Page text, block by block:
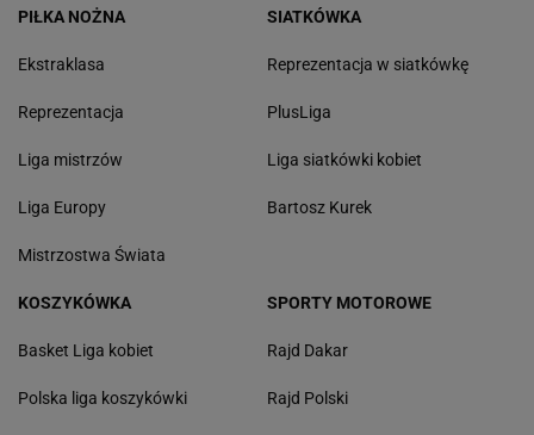
PIŁKA NOŻNA
Ekstraklasa
Reprezentacja
Liga mistrzów
Liga Europy
Mistrzostwa Świata
SIATKÓWKA
Reprezentacja w siatkówkę
PlusLiga
Liga siatkówki kobiet
Bartosz Kurek
KOSZYKÓWKA
Basket Liga kobiet
Polska liga koszykówki
SPORTY MOTOROWE
Rajd Dakar
Rajd Polski